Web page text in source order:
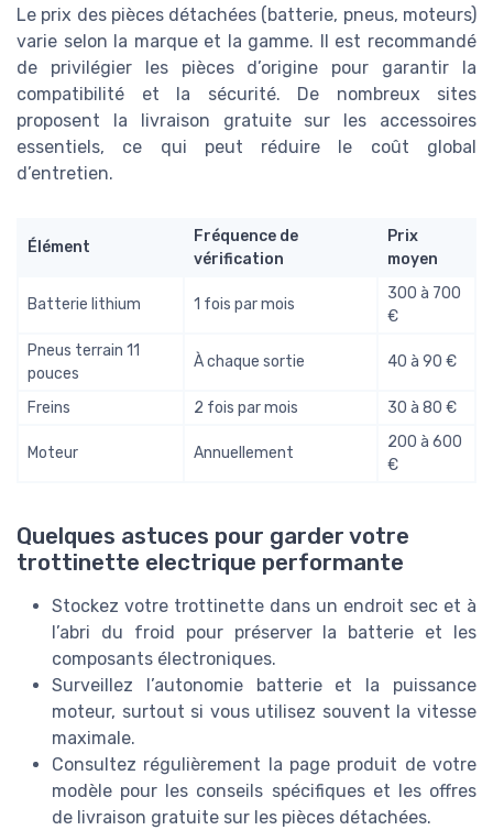
Le prix des pièces détachées (batterie, pneus, moteurs)
varie selon la marque et la gamme. Il est recommandé
de privilégier les pièces d’origine pour garantir la
compatibilité et la sécurité. De nombreux sites
proposent la livraison gratuite sur les accessoires
essentiels, ce qui peut réduire le coût global
d’entretien.
Élément
Fréquence de
vérification
Prix
moyen
Batterie lithium 1 fois par mois
300 à 700
€
Pneus terrain 11
pouces
À chaque sortie 40 à 90 €
Freins 2 fois par mois 30 à 80 €
Moteur Annuellement
200 à 600
€
Quelques astuces pour garder votre
trottinette electrique performante
Stockez votre trottinette dans un endroit sec et à
l’abri du froid pour préserver la batterie et les
composants électroniques.
Surveillez l’autonomie batterie et la puissance
moteur, surtout si vous utilisez souvent la vitesse
maximale.
Consultez régulièrement la page produit de votre
modèle pour les conseils spécifiques et les offres
de livraison gratuite sur les pièces détachées.